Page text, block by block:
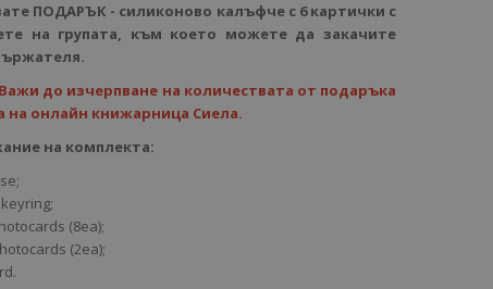
ПОДАРЪК - силиконово калъфче с 6 картички с
на групата, към което можете да закачите
до изчерпване на количествата от подаръка
на онлайн книжарница Сиела.
на комплекта:
(8ea);
(2ea);